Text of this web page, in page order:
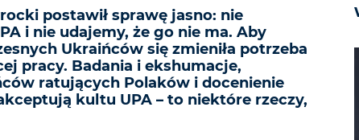
postawił sprawę jasno: nie
i nie udajemy, że go nie ma. Aby
Ukraińców się zmieniła potrzeba
pracy. Badania i ekshumacje,
ratujących Polaków i docenienie
kultu UPA – to niektóre rzeczy,